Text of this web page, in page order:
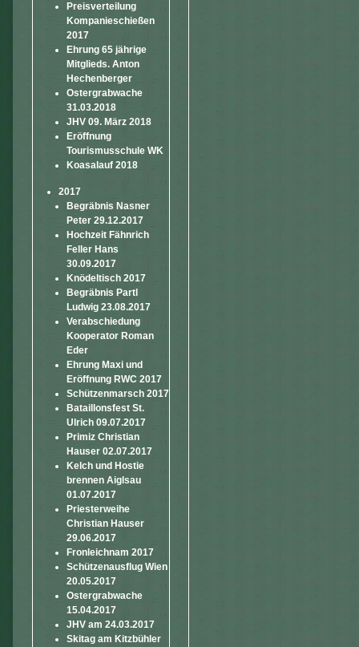
Preisverteilung
Kompanieschießen
2017
Ehrung 65 jährige
Mitglieds. Anton
Hechenberger
Ostergrabwache
31.03.2018
JHV 09. März 2018
Eröffnung
Tourismusschule WK
Koasalauf 2018
2017
Begräbnis Nasner
Peter 29.12.2017
Hochzeit Fähnrich
Feller Hans
30.09.2017
Knödeltisch 2017
Begräbnis Partl
Ludwig 23.08.2017
Verabschiedung
Kooperator Roman
Eder
Ehrung Maxi und
Eröffnung RWC 2017
Schützenmarsch 2017
Bataillonsfest St.
Ulrich 09.07.2017
Primiz Christian
Hauser 02.07.2017
Kelch und Hostie
brennen Aiglsau
01.07.2017
Priesterweihe
Christian Hauser
29.06.2017
Fronleichnam 2017
Schützenausflug Wien
20.05.2017
Ostergrabwache
15.04.2017
JHV am 24.03.2017
Skitag am Kitzbühler